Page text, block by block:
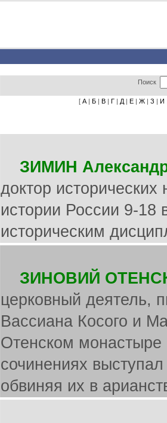
Поиск
[ А | Б | В | Г | Д | Е | Ж | З | И
ЗИМИН
доктор
истории России 9-18
историческим
ЗИНОВИЙ
церковный деятель,
Вассиана Косого и
Отенском монастыре
сочинениях
обвиняя их в